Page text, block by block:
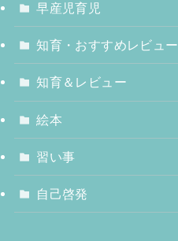
早産児育児
知育・おすすめレビュー
知育＆レビュー
絵本
習い事
自己啓発